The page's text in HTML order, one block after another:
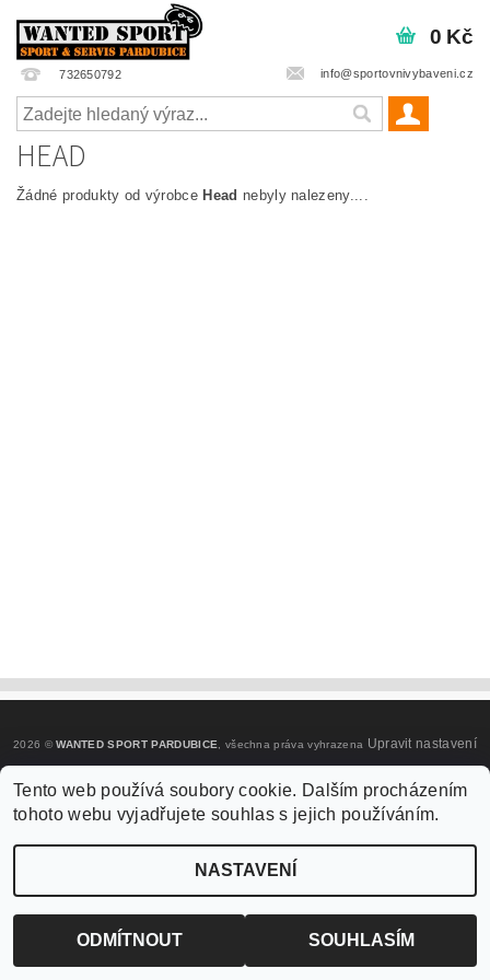
732650792 info@sportovnivybaveni.cz
0 Kč
HEAD
Žádné produkty od výrobce Head nebyly nalezeny....
2026 ©WANTED SPORT PARDUBICE , všechna práva vyhrazena Upravit nastavení
cookies
Vytvořil Shoptet
Tento web používá soubory cookie. Dalším procházením
tohoto webu vyjadřujete souhlas s jejich používáním.
NASTAVENÍ
ODMÍTNOUT SOUHLASÍM